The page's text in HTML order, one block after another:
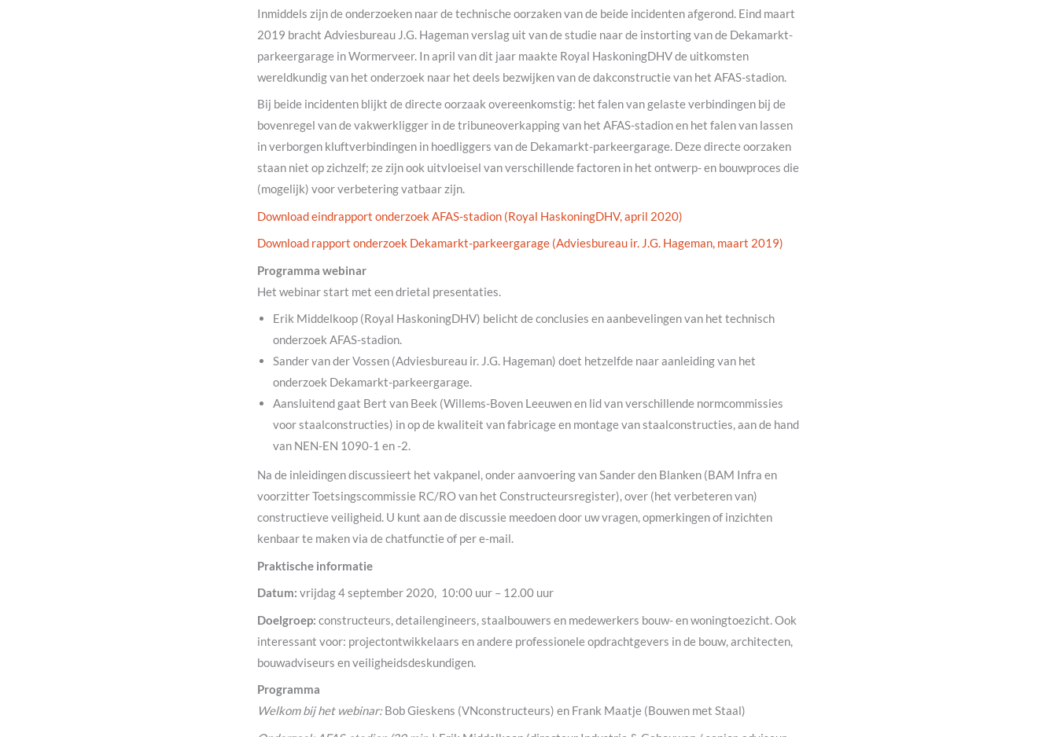
Inmiddels zijn de onderzoeken naar de technische oorzaken van de beide incidenten afgerond. Eind maart
2019 bracht Adviesbureau J.G. Hageman verslag uit van de studie naar de instorting van de Dekamarkt-
parkeergarage in Wormerveer. In april van dit jaar maakte Royal HaskoningDHV de uitkomsten
wereldkundig van het onderzoek naar het deels bezwijken van de dakconstructie van het AFAS-stadion.
Bij beide incidenten blijkt de directe oorzaak overeenkomstig: het falen van gelaste verbindingen bij de
bovenregel van de vakwerkligger in de tribuneoverkapping van het AFAS-stadion en het falen van lassen
in verborgen kluftverbindingen in hoedliggers van de Dekamarkt-parkeergarage. Deze directe oorzaken
staan niet op zichzelf; ze zijn ook uitvloeisel van verschillende factoren in het ontwerp- en bouwproces die
(mogelijk) voor verbetering vatbaar zijn.
Download eindrapport onderzoek AFAS-stadion (Royal HaskoningDHV, april 2020)
Download rapport onderzoek Dekamarkt-parkeergarage (Adviesbureau ir. J.G. Hageman, maart 2019)
Programma webinar
Het webinar start met een drietal presentaties.
Erik Middelkoop (Royal HaskoningDHV) belicht de conclusies en aanbevelingen van het technisch
onderzoek AFAS-stadion.
Sander van der Vossen (Adviesbureau ir. J.G. Hageman) doet hetzelfde naar aanleiding van het
onderzoek Dekamarkt-parkeergarage.
Aansluitend gaat Bert van Beek (Willems-Boven Leeuwen en lid van verschillende normcommissies
voor staalconstructies) in op de kwaliteit van fabricage en montage van staalconstructies, aan de hand
van NEN-EN 1090-1 en -2.
Na de inleidingen discussieert het vakpanel, onder aanvoering van Sander den Blanken (BAM Infra en
voorzitter Toetsingscommissie RC/RO van het Constructeursregister), over (het verbeteren van)
constructieve veiligheid. U kunt aan de discussie meedoen door uw vragen, opmerkingen of inzichten
kenbaar te maken via de chatfunctie of per e-mail.
Praktische informatie
Datum: vrijdag 4 september 2020, 10:00 uur – 12.00 uur
Doelgroep: constructeurs, detailengineers, staalbouwers en medewerkers bouw- en woningtoezicht. Ook
interessant voor: projectontwikkelaars en andere professionele opdrachtgevers in de bouw, architecten,
bouwadviseurs en veiligheidsdeskundigen.
Programma
Welkom bij het webinar:Bob Gieskens (VNconstructeurs) en Frank Maatje (Bouwen met Staal)